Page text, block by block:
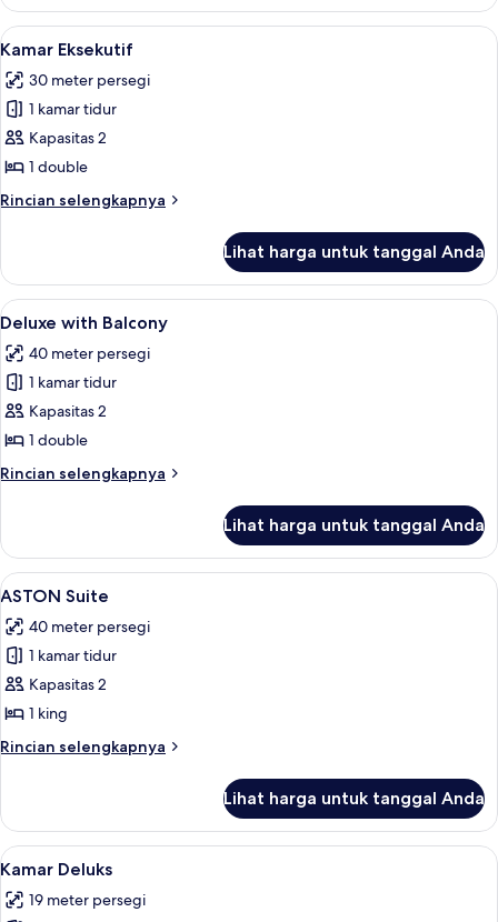
Superior
Premiere
Lihat
semua
foto
untuk
Kamar
Eksekutif
Kamar Eksekutif | Brankas, meja
4
Kamar Eksekutif
30 meter persegi
1 kamar tidur
Kapasitas 2
1 double
Rincian selengkapnya
Rincian
Kamar
Eksekutif
Lihat harga untuk tanggal Anda
Lihat
semua
foto
untuk
Deluxe
with
Balcony
Deluxe with Balcony | Brankas, meja
6
Deluxe with Balcony
40 meter persegi
1 kamar tidur
Kapasitas 2
1 double
Rincian selengkapnya
Rincian
Deluxe
with
Balcony
Lihat harga untuk tanggal Anda
Lihat
semua
foto
untuk
ASTON
Suite
ASTON Suite | Brankas, meja kerja,
5
ASTON Suite
40 meter persegi
1 kamar tidur
Kapasitas 2
1 king
Rincian selengkapnya
Rincian
ASTON
Suite
Lihat harga untuk tanggal Anda
Lihat
semua
foto
Kamar Deluks | Brankas, meja kerja,
4
Kamar Deluks
19 meter persegi